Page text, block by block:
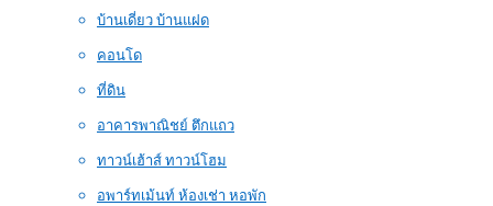
บ้านเดี่ยว บ้านแฝด
คอนโด
ที่ดิน
อาคารพาณิชย์ ตึกแถว
ทาวน์เฮ้าส์ ทาวน์โฮม
อพาร์ทเม้นท์ ห้องเช่า หอพัก